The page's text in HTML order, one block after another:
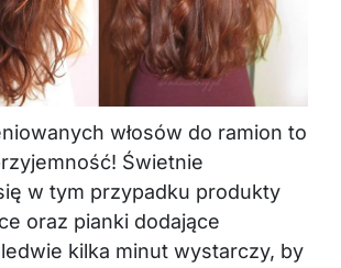
włosów do ramion to
Świetnie
w tym przypadku produkty
oraz pianki dodające
kilka minut wystarczy, by